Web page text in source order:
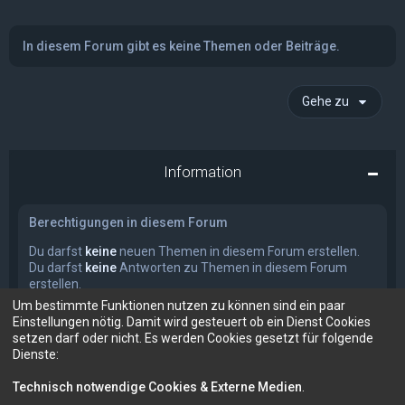
In diesem Forum gibt es keine Themen oder Beiträge.
Gehe zu
Information
Berechtigungen in diesem Forum
Du darfst keineneuen Themen in diesem Forum erstellen.
Du darfst keineAntworten zu Themen in diesem Forum
erstellen.
Du darfst deine Beiträge in diesem Forumnicht ändern.
Du darfst deine Beiträge in diesem Forum nichtlöschen.
Du darfstkeineDateianhänge in diesem Forum erstellen.
Um bestimmte Funktionen nutzen zu können sind ein paar
Einstellungen nötig. Damit wird gesteuert ob ein Dienst Cookies
setzen darf oder nicht. Es werden Cookies gesetzt für folgende
Dienste:
Technisch notwendige Cookies & Externe Medien